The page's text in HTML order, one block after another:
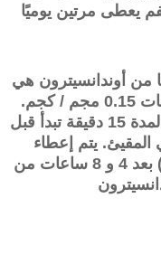
يعطى مرتين يوميًا
من أوندانسيترون هي
جرعة واحدة 32 مجم أو ثلاث جرعات 0.15 مجم / كجم.
يتم غرس جرعة واحدة من 32 مجم لمدة 15 دقيقة تبدأ قبل
المقيئ. يتم إعطاء
الجرعات اللاحقة (0.15 مجم / كجم) بعد 4 و 8 ساعات من